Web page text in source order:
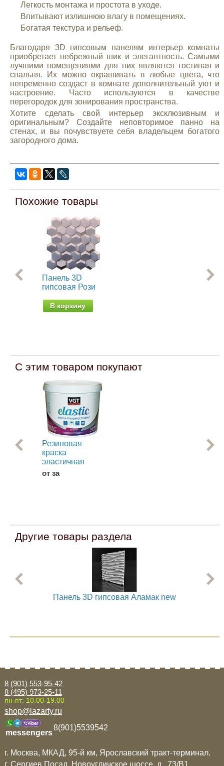
Легкость монтажа и простота в уходе.
Впитывают излишнюю влагу в помещениях.
Богатая текстура и рельеф.
Благодаря 3D гипсовым панелям интерьер комнаты
приобретает небрежный шик и элегантность. Самыми
лучшими помещениями для них являются гостиная и
спальня. Их можно окрашивать в любые цвета, что
непременно создаст в комнате дополнительный уют и
настроение. Часто используются в качестве
перегородок для зонирования пространства.
Хотите сделать свой интерьер эксклюзивным и
оригинальным? Создайте неповторимое панно на
стенах, и вы почувствуете себя владельцем богатого
загородного дома.
Похожие товары
Панель 3D
гипсовая Рози
В корзину
С этим товаром покупают
Резиновая
краска
эластичная
от за
Другие товары раздела
Панель 3D гипсовая Аламак new
8 (901) 553-95-42
8 (495) 973-25-11
пн-пт: 10.00-19.00
shop@lazarty.ru
messengers
8(901)5539542
г. Москва, МКАД, 95-й км, Ярославский тракт-терминал.